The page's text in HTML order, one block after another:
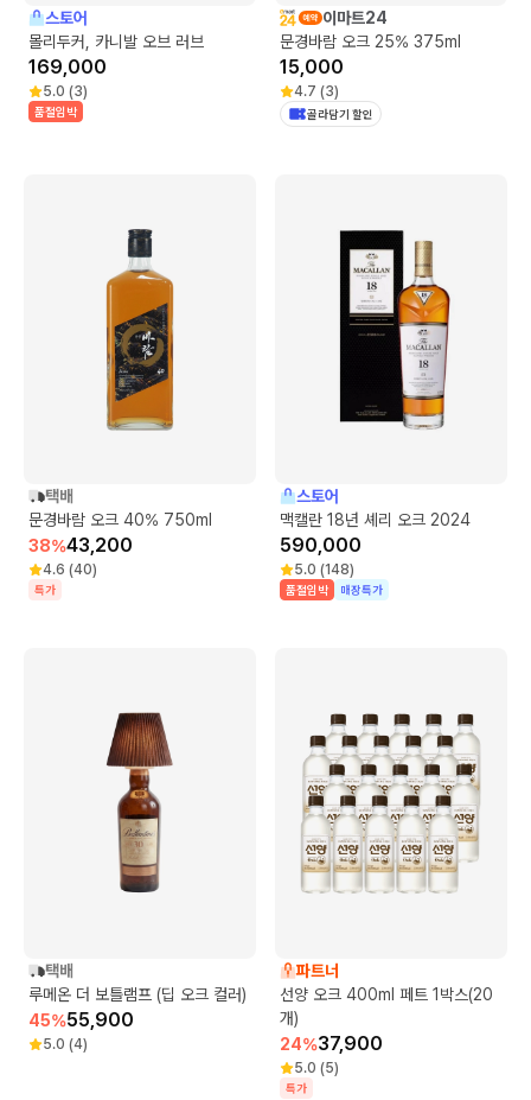
스토어
몰리두커, 카니발 오브 러브
169,000
5.0 (3)
품절임박
이마트24
문경바람 오크 25% 375ml
15,000
4.7 (3)
골라담기 할인
택배
문경바람 오크 40% 750ml
38%43,200
4.6 (40)
특가
스토어
맥캘란 18년 셰리 오크 2024
590,000
5.0 (148)
품절임박 매장특가
택배
루메온 더 보틀램프 (딥 오크 컬러)
45%55,900
5.0 (4)
파트너
선양 오크 400ml 페트 1박스(20
개)
24%37,900
5.0 (5)
특가